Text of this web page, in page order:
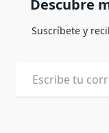
Descubre
Suscríbete y